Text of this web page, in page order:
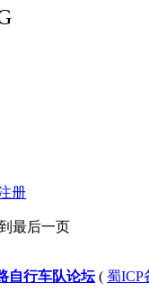
册
最后一页
自行车队论坛( 蜀ICP